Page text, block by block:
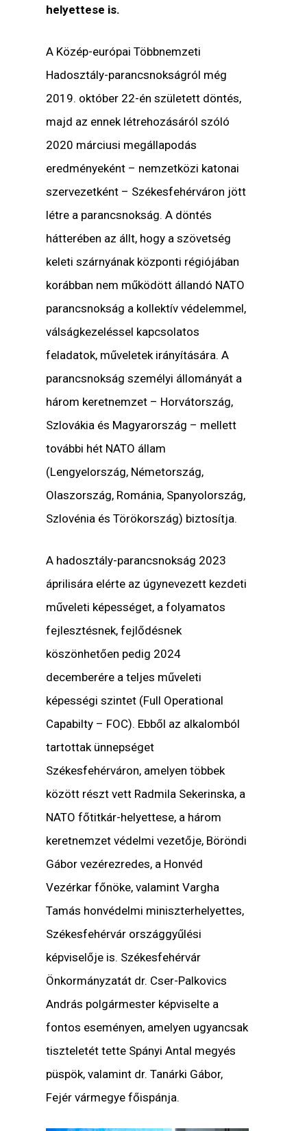
helyettese is.
A Közép-európai Többnemzeti
Hadosztály-parancsnokságról még
2019. október 22-én született döntés,
majd az ennek létrehozásáról szóló
2020 márciusi megállapodás
eredményeként – nemzetközi katonai
szervezetként – Székesfehérváron jött
létre a parancsnokság. A döntés
hátterében az állt, hogy a szövetség
keleti szárnyának központi régiójában
korábban nem működött állandó NATO
parancsnokság a kollektív védelemmel,
válságkezeléssel kapcsolatos
feladatok, műveletek irányítására. A
parancsnokság személyi állományát a
három keretnemzet – Horvátország,
Szlovákia és Magyarország – mellett
további hét NATO állam
(Lengyelország, Németország,
Olaszország, Románia, Spanyolország,
Szlovénia és Törökország) biztosítja.
A hadosztály-parancsnokság 2023
áprilisára elérte az úgynevezett kezdeti
műveleti képességet, a folyamatos
fejlesztésnek, fejlődésnek
köszönhetően pedig 2024
decemberére a teljes műveleti
képességi szintet (Full Operational
Capabilty – FOC). Ebből az alkalomból
tartottak ünnepséget
Székesfehérváron, amelyen többek
között részt vett Radmila Sekerinska, a
NATO főtitkár-helyettese, a három
keretnemzet védelmi vezetője, Böröndi
Gábor vezérezredes, a Honvéd
Vezérkar főnöke, valamintVargha
Tamás honvédelmi miniszterhelyettes,
Székesfehérvár országgyűlési
képviselője is. Székesfehérvár
Önkormányzatát dr. Cser-Palkovics
András polgármester képviselte a
fontos eseményen, amelyen ugyancsak
tiszteletét tette Spányi Antal megyés
püspök, valamint dr. Tanárki Gábor,
Fejér vármegye főispánja.